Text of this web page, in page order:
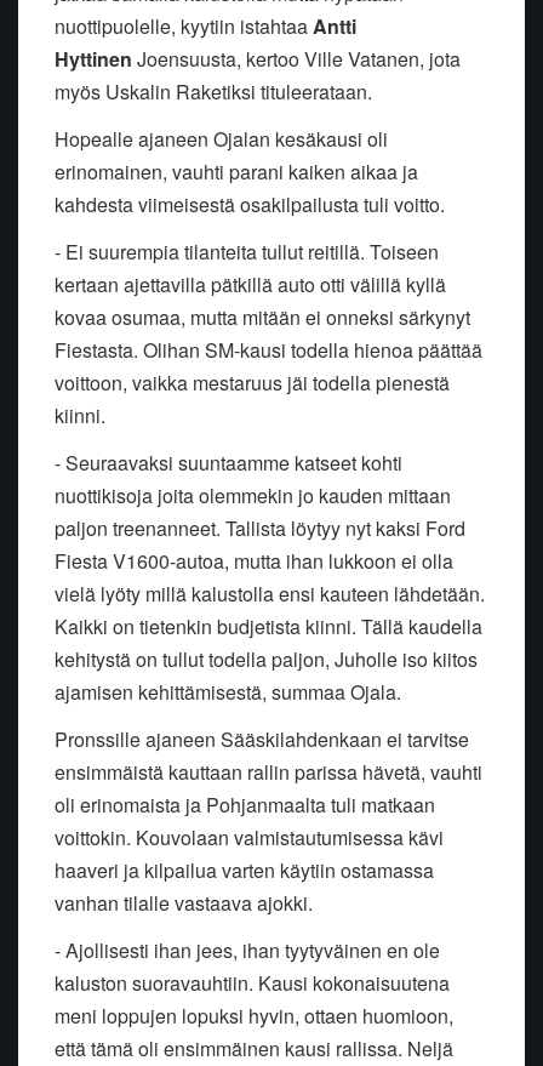
nuottipuolelle, kyytiin istahtaaAntti
Hyttinen Joensuusta, kertoo Ville Vatanen, jota
myös Uskalin Raketiksi tituleerataan.
Hopealle ajaneen Ojalan kesäkausi oli
erinomainen, vauhti parani kaiken aikaa ja
kahdesta viimeisestä osakilpailusta tuli voitto.
- Ei suurempia tilanteita tullut reitillä. Toiseen
kertaan ajettavilla pätkillä auto otti välillä kyllä
kovaa osumaa, mutta mitään ei onneksi särkynyt
Fiestasta. Olihan SM-kausi todella hienoa päättää
voittoon, vaikka mestaruus jäi todella pienestä
kiinni.
- Seuraavaksi suuntaamme katseet kohti
nuottikisoja joita olemmekin jo kauden mittaan
paljon treenanneet. Tallista löytyy nyt kaksi Ford
Fiesta V1600-autoa, mutta ihan lukkoon ei olla
vielä lyöty millä kalustolla ensi kauteen lähdetään.
Kaikki on tietenkin budjetista kiinni. Tällä kaudella
kehitystä on tullut todella paljon, Juholle iso kiitos
ajamisen kehittämisestä, summaa Ojala.
Pronssille ajaneen Sääskilahdenkaan ei tarvitse
ensimmäistä kauttaan rallin parissa hävetä, vauhti
oli erinomaista ja Pohjanmaalta tuli matkaan
voittokin. Kouvolaan valmistautumisessa kävi
haaveri ja kilpailua varten käytiin ostamassa
vanhan tilalle vastaava ajokki.
- Ajollisesti ihan jees, ihan tyytyväinen en ole
kaluston suoravauhtiin. Kausi kokonaisuutena
meni loppujen lopuksi hyvin, ottaen huomioon,
että tämä oli ensimmäinen kausi rallissa. Neljä